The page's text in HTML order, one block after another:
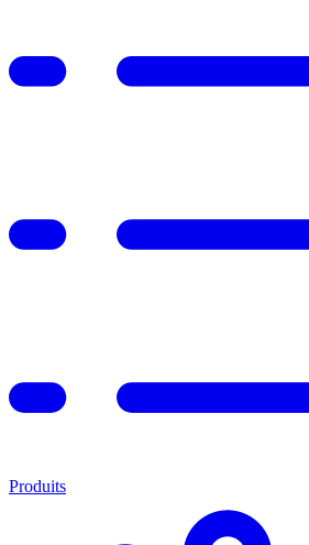
Produits